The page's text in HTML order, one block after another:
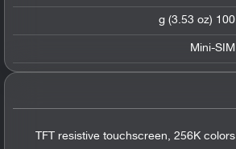
100 g (3.53 oz)
Mini-SIM
TFT resistive touchscreen, 256K colors